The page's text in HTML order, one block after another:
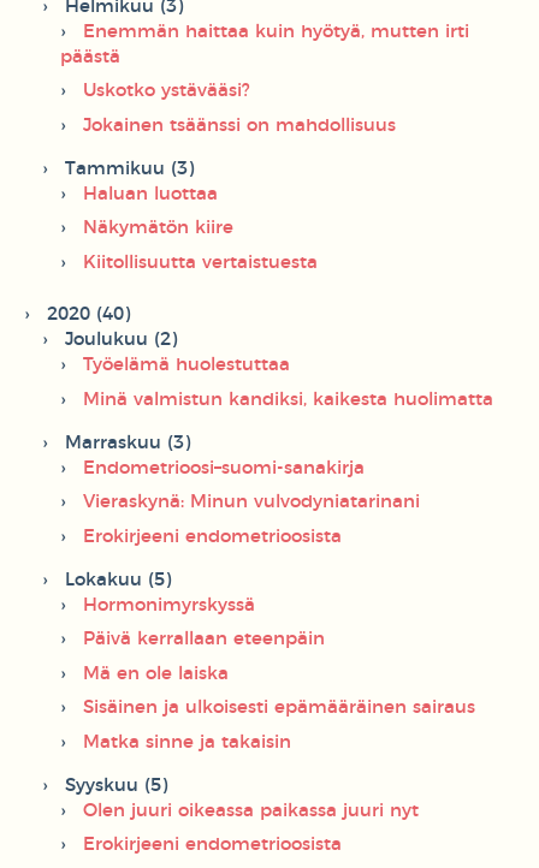
Helmikuu (3)
Enemmän haittaa kuin hyötyä, mutten irti
päästä
Uskotko ystävääsi?
Jokainen tsäänssi on mahdollisuus
Tammikuu (3)
Haluan luottaa
Näkymätön kiire
Kiitollisuutta vertaistuesta
2020 (40)
Joulukuu (2)
Työelämä huolestuttaa
Minä valmistun kandiksi, kaikesta huolimatta
Marraskuu (3)
Endometrioosi–suomi-sanakirja
Vieraskynä: Minun vulvodyniatarinani
Erokirjeeni endometrioosista
Lokakuu (5)
Hormonimyrskyssä
Päivä kerrallaan eteenpäin
Mä en ole laiska
Sisäinen ja ulkoisesti epämääräinen sairaus
Matka sinne ja takaisin
Syyskuu (5)
Olen juuri oikeassa paikassa juuri nyt
Erokirjeeni endometrioosista